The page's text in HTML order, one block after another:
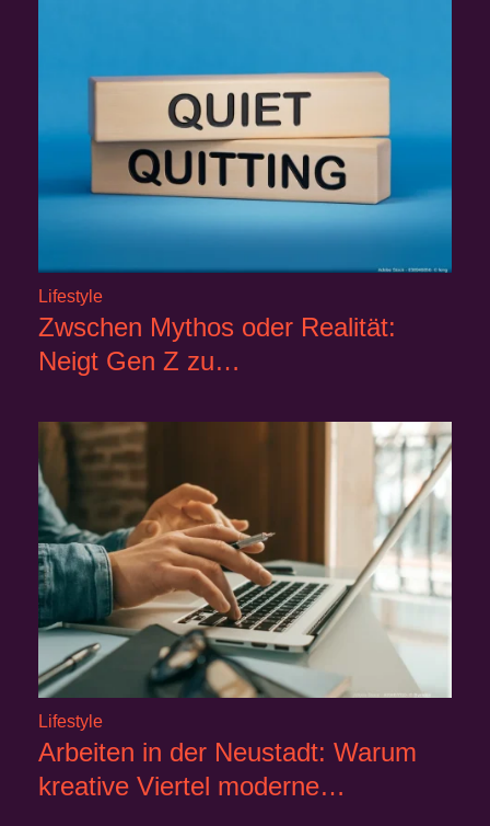
Lifestyle
Zwschen Mythos oder Realität:
Neigt Gen Z zu…
Lifestyle
Arbeiten in der Neustadt: Warum
kreative Viertel moderne…